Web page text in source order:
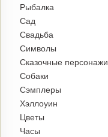
Рыбалка
Сад
Свадьба
Символы
Сказочные персонажи
Собаки
Сэмплеры
Хэллоуин
Цветы
Часы